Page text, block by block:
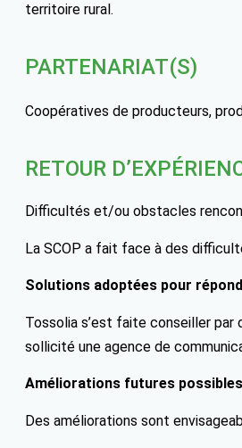
territoire rural.
PARTENARIAT(S)
Coopératives de producteurs,
RETOUR
Difficultés et/ou obstacles
La SCOP a fait face à des
Solutions adoptées pour
Tossolia s’est faite conseiller par
sollicité une agence de
Améliorations futures
Des améliorations sont